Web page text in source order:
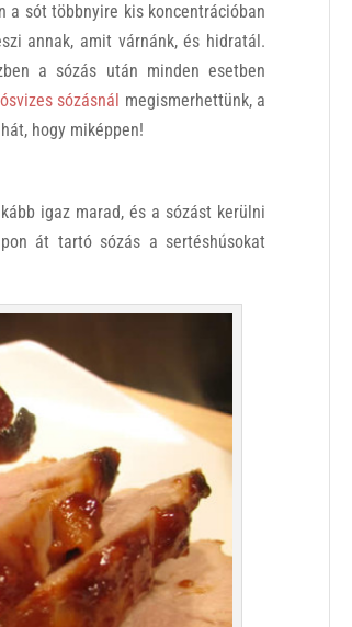
a sót többnyire kis koncentrációban
annak, amit várnánk, és hidratál.
a sózás után minden esetben
sózásnál megismerhettünk, a
hogy miképpen!
igaz marad, és a sózást kerülni
át tartó sózás a sertéshúsokat